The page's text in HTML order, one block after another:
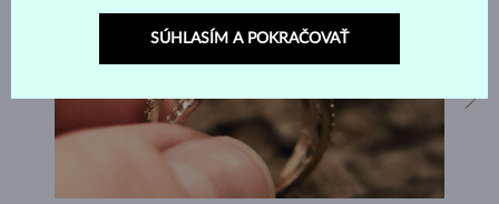
SÚHLASÍM A POKRAČOVAŤ